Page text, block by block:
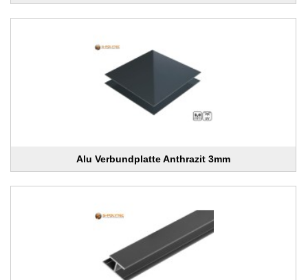
Alu Verbundplatte Anthrazit 3mm